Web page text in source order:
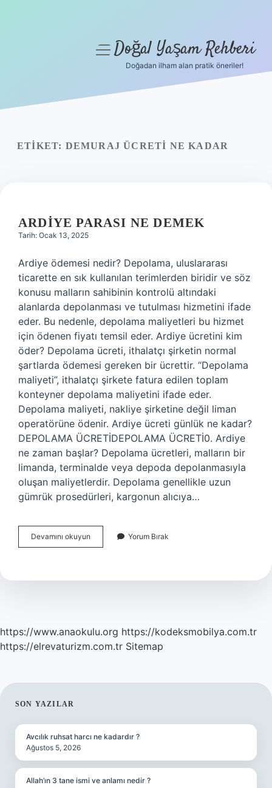
Yasal Uyarı
menüyüDoğal Yaşam Rehberi
Doğadan ilham alan pratik öneriler!
ETIKET: DEMURAJ ÜCRETI NE KADAR
ARDIYE PARASI NE DEMEK
Tarih: Ocak 13, 2025
Ardiye ödemesi nedir? Depolama, uluslararası
ticarette en sık kullanılan terimlerden biridir ve söz
konusu malların sahibinin kontrolü altındaki
alanlarda depolanması ve tutulması hizmetini ifade
eder. Bu nedenle, depolama maliyetleri bu hizmet
için ödenen fiyatı temsil eder. Ardiye ücretini kim
öder? Depolama ücreti, ithalatçı şirketin normal
şartlarda ödemesi gereken bir ücrettir. “Depolama
maliyeti”, ithalatçı şirkete fatura edilen toplam
konteyner depolama maliyetini ifade eder.
Depolama maliyeti, nakliye şirketine değil liman
operatörüne ödenir. Ardiye ücreti günlük ne kadar?
DEPOLAMA ÜCRETİDEPOLAMA ÜCRETİ0. Ardiye
ne zaman başlar? Depolama ücretleri, malların bir
limanda, terminalde veya depoda depolanmasıyla
oluşan maliyetlerdir. Depolama genellikle uzun
gümrük prosedürleri, kargonun alıcıya…
Devamını okuyun
Parası
Yorum Bırak
https://www.anaokulu.org https://kodeksmobilya.com.tr
https://elrevaturizm.com.tr Sitemap
SIDEBAR
SON YAZILAR
Avcılık ruhsat harcı ne kadardır ?
Ağustos 5, 2026
Allah’ın 3 tane ismi ve anlamı nedir ?